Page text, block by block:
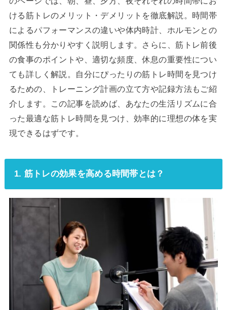
ける筋トレのメリット・デメリットを徹底解説。時間帯
によるパフォーマンスの違いや体内時計、ホルモンとの
関係性も分かりやすく説明します。さらに、筋トレ前後
の食事のポイントや、適切な頻度、休息の重要性につい
ても詳しく解説。自分にぴったりの筋トレ時間を見つけ
るための、トレーニング計画の立て方や記録方法もご紹
介します。この記事を読めば、あなたの生活リズムに合
った最適な筋トレ時間を見つけ、効率的に理想の体を実
現できるはずです。
1. 筋トレの効果を高める時間帯とは？